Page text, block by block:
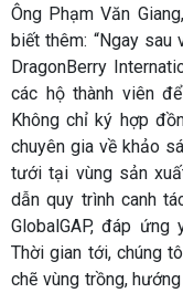
Ông Phạm Văn
biết thêm: “Ngay sau
DragonBerry
các hộ thành viên
Không chỉ ký hợp
chuyên gia về khảo
tưới tại vùng sản
dẫn quy trình canh
GlobalGAP, đáp
Thời gian tới, chúng
chẽ vùng trồng,